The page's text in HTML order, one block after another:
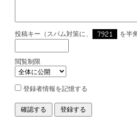
投稿キー（スパム対策に、 を半
閲覧制限
登録者情報を記憶する